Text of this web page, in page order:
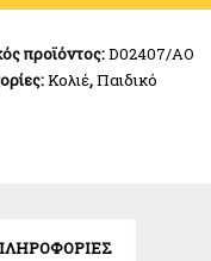
AO
προϊόντος:D02407/AO
Κολιέ,Παιδικό